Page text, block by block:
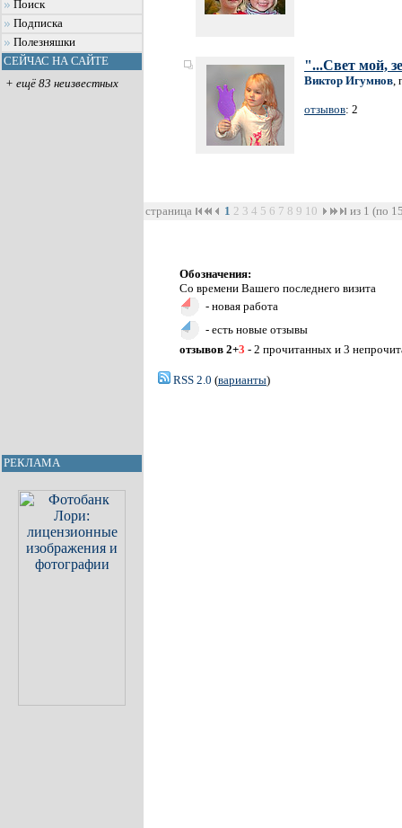
Поиск
Подписка
Полезняшки
СЕЙЧАС НА САЙТЕ
+ ещё 83 неизвестных
РЕКЛАМА
"...Свет мой,
Виктор Игумнов,
отзывов: 2
страница 1 2 3 4 5 6 7 8 9 10 из 1 (по
Обозначения:
Со времени Вашего последнего визита
- новая работа
- есть новые отзывы
отзывов 2+3 - 2 прочитанных и 3
RSS 2.0 (варианты)